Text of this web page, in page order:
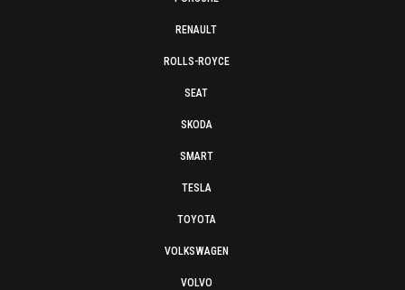
RENAULT
ROLLS-ROYCE
SEAT
SKODA
SMART
TESLA
TOYOTA
VOLKSWAGEN
VOLVO